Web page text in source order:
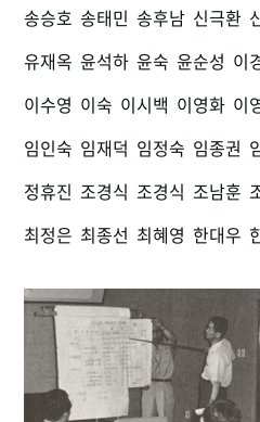
송승호 송태민 송후남 신극환
유재옥 윤석하 윤숙 윤순성 이
이수영 이숙 이시백 이영화 이
임인숙 임재덕 임정숙 임종권
정휴진 조경식 조경식 조남훈
최정은 최종선 최혜영 한대우